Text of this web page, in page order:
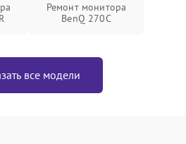
Ремонт монитора
BenQ 270C
все модели